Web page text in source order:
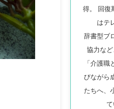
得。 回復
はテ
辞書型ブ
協力な
「介護
びながら
たちへ、